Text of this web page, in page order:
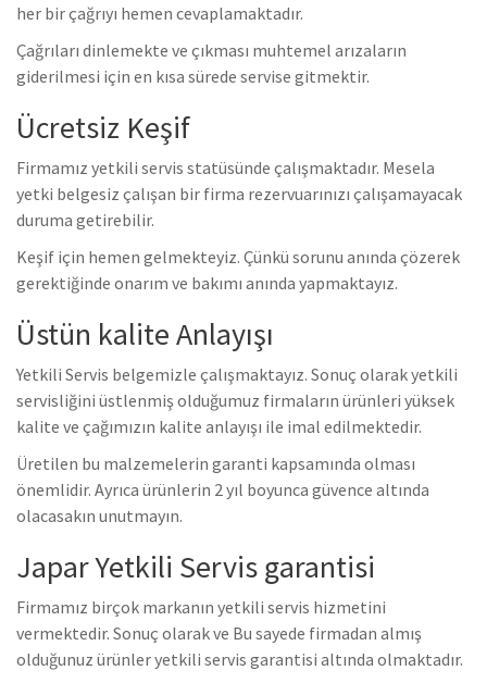
her bir çağrıyı hemen cevaplamaktadır.
Çağrıları dinlemekte ve çıkması muhtemel arızaların
giderilmesi için en kısa sürede servise gitmektir.
Ücretsiz Keşif
Firmamız yetkili servis statüsünde çalışmaktadır. Mesela
yetki belgesiz çalışan bir firma rezervuarınızı çalışamayacak
duruma getirebilir.
Keşif için hemen gelmekteyiz. Çünkü sorunu anında çözerek
gerektiğinde onarım ve bakımı anında yapmaktayız.
Üstün kalite Anlayışı
Yetkili Servis belgemizle çalışmaktayız. Sonuç olarak yetkili
servisliğini üstlenmiş olduğumuz firmaların ürünleri yüksek
kalite ve çağımızın kalite anlayışı ile imal edilmektedir.
Üretilen bu malzemelerin garanti kapsamında olması
önemlidir. Ayrıca ürünlerin 2 yıl boyunca güvence altında
olacasakın unutmayın.
Japar Yetkili Servis garantisi
Firmamız birçok markanın yetkili servis hizmetini
vermektedir. Sonuç olarak ve Bu sayede firmadan almış
olduğunuz ürünler yetkili servis garantisi altında olmaktadır.